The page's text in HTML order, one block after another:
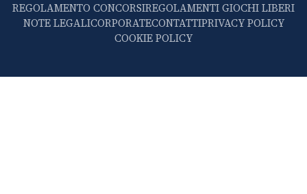
REGOLAMENTO CONCORSIREGOLAMENTI GIOCHI LIBERI
NOTE LEGALICORPORATECONTATTIPRIVACY POLICY
COOKIE POLICY